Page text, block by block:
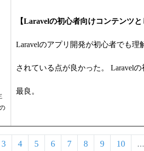
【Laravelの初心者向けコンテンツと
Laravelのアプリ開発が初心者でも理
されている点が良かった。 Laravel
最良。
3 4 5 6 7 8 9 10 ...